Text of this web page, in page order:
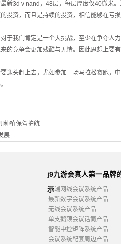
新3d v nand，48层，每层厚度仅40微米
投资，而且是持续的投资，相信能够在亏
我们肯定是一个大挑战，至少在争夺人力
的竞争会更加残酷与无情。因此思想上要
头赶上去，尤如参加一场马拉松赛跑，中
种植保驾护航
展
j9九游会真人第一品牌
示
高端网线会议系统产品
最新数字会议系统产品
无线会议系统产品
单支鹅颈会议话筒产品
智能中控矩阵系统产品
会议系统配套周边产品